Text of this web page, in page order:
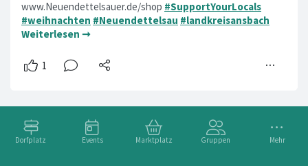
Dorfplatz Events Marktplatz Gruppen Mehr
www.Neuendettelsauer.de/shop #SupportYourLocals
#weihnachten #Neuendettelsau #landkreisansbach
Weiterlesen ➞